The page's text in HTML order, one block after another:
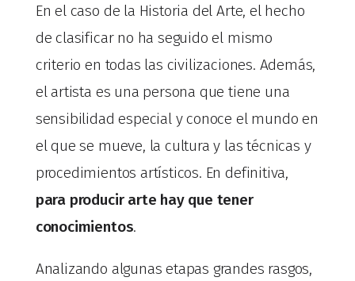
En el caso de la Historia del Arte, el hecho
de clasificar no ha seguido el mismo
criterio en todas las civilizaciones. Además,
el artista es una persona que tiene una
sensibilidad especial y conoce el mundo en
el que se mueve, la cultura y las técnicas y
procedimientos artísticos. En definitiva,
para producir arte hay que tener
conocimientos.
Analizando algunas etapas grandes rasgos,